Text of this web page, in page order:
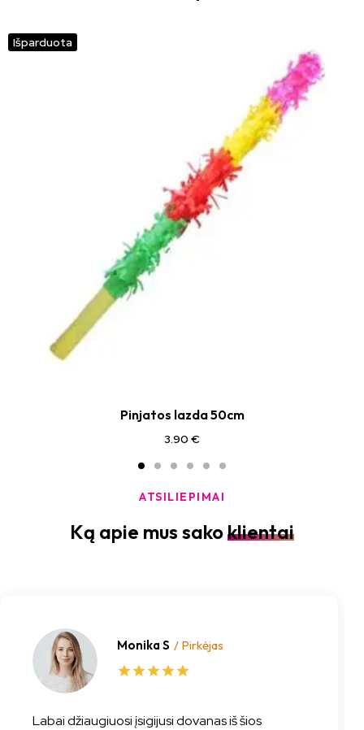
Išparduota
Pinjatos lazda 50cm
3.90 €
ATSILIEPIMAI
Ką apie mus sakoklientai
Monika S / Pirkėjas
Labai džiaugiuosi įsigijusi dovanas iš šios